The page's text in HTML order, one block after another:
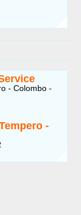
- Colombo -
-